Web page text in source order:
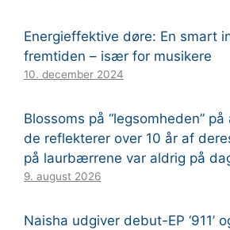
Energieffektive døre: En smart
fremtiden – især for musikere
10. december 2024
Blossoms på “legsomheden”
de reflekterer over 10 år af
på laurbærrene var aldrig på
9. august 2026
Naisha udgiver debut-EP ‘911’